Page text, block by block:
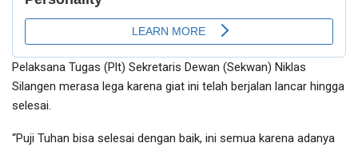
Pelaksana Tugas (Plt) Sekretaris Dewan (Sekwan) Niklas
Silangen merasa lega karena giat ini telah berjalan lancar hingga
selesai.
“Puji Tuhan bisa selesai dengan baik, ini semua karena adanya